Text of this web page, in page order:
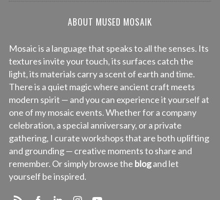
ABOUT MUSED MOSAIK
Mosaic is a language that speaks to all the senses. Its
textures invite your touch, its surfaces catch the
light, its materials carry a scent of earth and time.
There is a quiet magic where ancient craft meets
modern spirit — and you can experience it yourself at
one of my mosaic events. Whether for a company
celebration, a special anniversary, or a private
gathering, I curate workshops that are both uplifting
and grounding — creative moments to share and
remember. Or simply browse the blogand let
yourself be inspired.